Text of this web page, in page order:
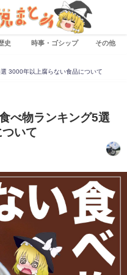
史 時事・ゴシップ その他
3000年以上腐らない食品について
べ物ランキング5選
いて